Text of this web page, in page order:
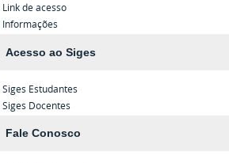
Link de acesso
Informações
Acesso ao Siges
Siges Estudantes
Siges Docentes
Fale Conosco